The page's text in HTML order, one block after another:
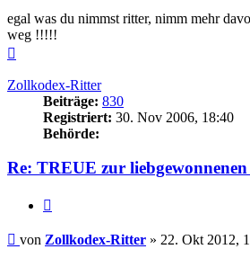
egal was du nimmst ritter, nimm mehr
weg !!!!!
Zollkodex-Ritter
Beiträge: 830
Registriert: 30. Nov 2006, 18:40
Behörde:
Re: TREUE zur
Beitrag
von Zollkodex-Ritter » 22. Okt 2012,